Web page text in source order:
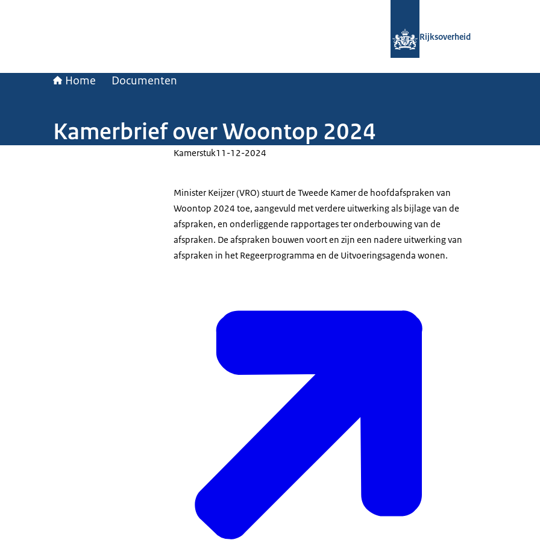
Rijksoverheid
Home Documenten
Kamerbrief over Woontop 2024
Kamerstuk11-12-2024
Minister Keijzer (VRO) stuurt de Tweede Kamer de hoofdafspraken van
Woontop 2024 toe, aangevuld met verdere uitwerking als bijlage van de
afspraken, en onderliggende rapportages ter onderbouwing van de
afspraken. De afspraken bouwen voort en zijn een nadere uitwerking van
afspraken in het Regeerprogramma en de Uitvoeringsagenda wonen.